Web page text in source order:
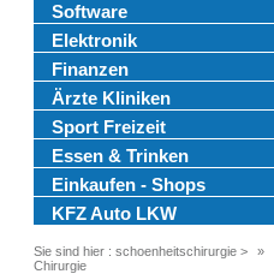
Software
Elektronik
Finanzen
Ärzte Kliniken
Sport Freizeit
Essen & Trinken
Einkaufen - Shops
KFZ Auto LKW
Sie sind hier : schoenheitschirurgie >
Chirurgie